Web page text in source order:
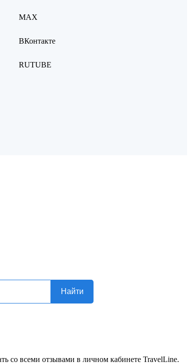
MAX
ВКонтакте
RUTUBE
со всеми отзывами в личном кабинете TravelLine.